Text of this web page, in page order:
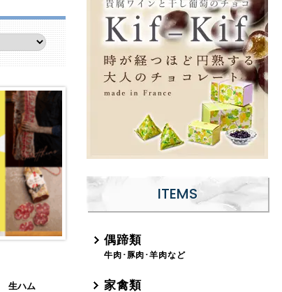
生ハム
ITEMS
偶蹄類
牛肉･豚肉･羊肉など
家禽類